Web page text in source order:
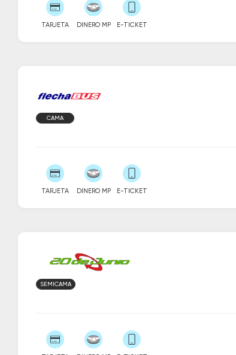
TARJETA DINERO MP E-TICKET
CAMA
TARJETA DINERO MP E-TICKET
SEMICAMA